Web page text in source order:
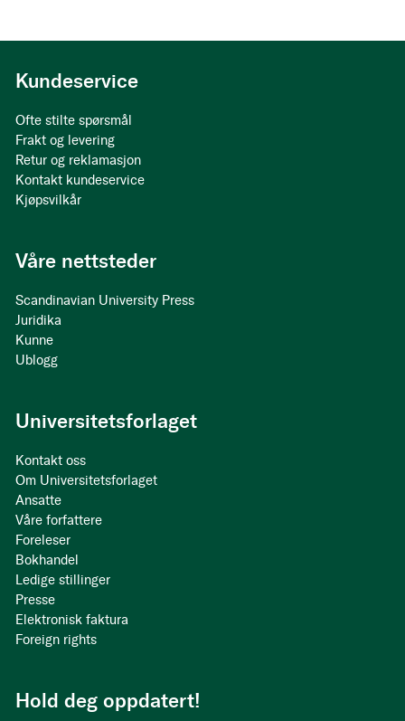
Kundeservice
Ofte stilte spørsmål
Frakt og levering
Retur og reklamasjon
Kontakt kundeservice
Kjøpsvilkår
Våre nettsteder
Scandinavian University Press
Juridika
Kunne
Ublogg
Universitetsforlaget
Kontakt oss
Om Universitetsforlaget
Ansatte
Våre forfattere
Foreleser
Bokhandel
Ledige stillinger
Presse
Elektronisk faktura
Foreign rights
Hold deg oppdatert!